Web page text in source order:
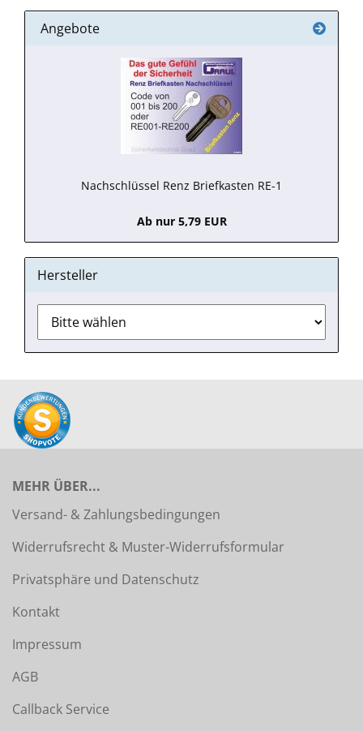
Angebote
Nachschlüssel Renz Briefkasten RE-1
Ab nur 5,79 EUR
Hersteller
MEHR ÜBER...
Versand- & Zahlungsbedingungen
Widerrufsrecht & Muster-Widerrufsformular
Privatsphäre und Datenschutz
Kontakt
Impressum
AGB
Callback Service